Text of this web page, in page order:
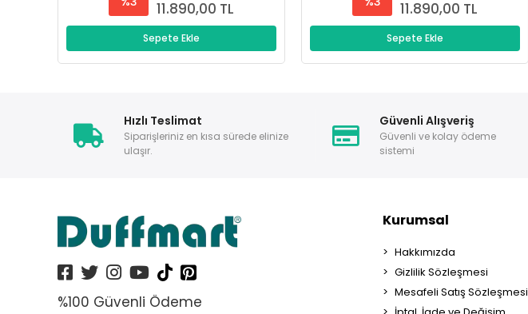
11.890,00 TL
Sepete Ekle
11.890,00 TL
Sepete Ekle
Hızlı Teslimat
Siparişleriniz en kısa sürede elinize
ulaşır.
Güvenli Alışveriş
Güvenli ve kolay ödeme
sistemi
%100 Güvenli Ödeme
Kurumsal
Hakkımızda
Gizlilik Sözleşmesi
Mesafeli Satış Sözleşmesi